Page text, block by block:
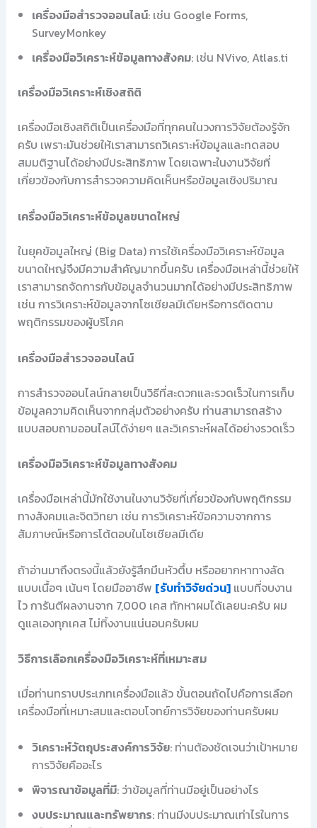
เครื่องมือสำรวจออนไลน์: เช่น Google Forms,
SurveyMonkey
เครื่องมือวิเคราะห์ข้อมูลทางสังคม: เช่น NVivo, Atlas.ti
เครื่องมือวิเคราะห์เชิงสถิติ
เครื่องมือเชิงสถิติเป็นเครื่องมือที่ทุกคนในวงการวิจัยต้องรู้จัก
ครับ เพราะมันช่วยให้เราสามารถวิเคราะห์ข้อมูลและทดสอบ
สมมติฐานได้อย่างมีประสิทธิภาพ โดยเฉพาะในงานวิจัยที่
เกี่ยวข้องกับการสำรวจความคิดเห็นหรือข้อมูลเชิงปริมาณ
เครื่องมือวิเคราะห์ข้อมูลขนาดใหญ่
ในยุคข้อมูลใหญ่ (Big Data) การใช้เครื่องมือวิเคราะห์ข้อมูล
ขนาดใหญ่จึงมีความสำคัญมากขึ้นครับ เครื่องมือเหล่านี้ช่วยให้
เราสามารถจัดการกับข้อมูลจำนวนมากได้อย่างมีประสิทธิภาพ
เช่น การวิเคราะห์ข้อมูลจากโซเชียลมีเดียหรือการติดตาม
พฤติกรรมของผู้บริโภค
เครื่องมือสำรวจออนไลน์
การสำรวจออนไลน์กลายเป็นวิธีที่สะดวกและรวดเร็วในการเก็บ
ข้อมูลความคิดเห็นจากกลุ่มตัวอย่างครับ ท่านสามารถสร้าง
แบบสอบถามออนไลน์ได้ง่ายๆ และวิเคราะห์ผลได้อย่างรวดเร็ว
เครื่องมือวิเคราะห์ข้อมูลทางสังคม
เครื่องมือเหล่านี้มักใช้งานในงานวิจัยที่เกี่ยวข้องกับพฤติกรรม
ทางสังคมและจิตวิทยา เช่น การวิเคราะห์ข้อความจากการ
สัมภาษณ์หรือการโต้ตอบในโซเชียลมีเดีย
ถ้าอ่านมาถึงตรงนี้แล้วยังรู้สึกมึนหัวตึ้บ หรืออยากหาทางลัด
แบบเนื้อๆ เน้นๆ โดยมืออาชีพ [รับทำวิจัยด่วน]แบบที่จบงาน
ไว การันตีผลงานจาก 7,000 เคส ทักหาผมได้เลยนะครับ ผม
ดูแลเองทุกเคส ไม่ทิ้งงานแน่นอนครับผม
วิธีการเลือกเครื่องมือวิเคราะห์ที่เหมาะสม
เมื่อท่านทราบประเภทเครื่องมือแล้ว ขั้นตอนถัดไปคือการเลือก
เครื่องมือที่เหมาะสมและตอบโจทย์การวิจัยของท่านครับผม
วิเคราะห์วัตถุประสงค์การวิจัย: ท่านต้องชัดเจนว่าเป้าหมาย
การวิจัยคืออะไร
พิจารณาข้อมูลที่มี: ว่าข้อมูลที่ท่านมีอยู่เป็นอย่างไร
งบประมาณและทรัพยากร: ท่านมีงบประมาณเท่าไรในการ